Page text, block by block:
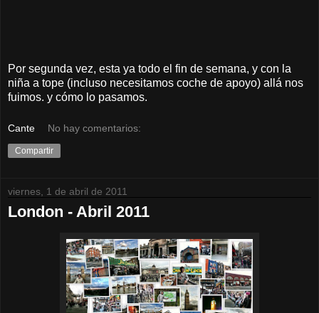
Por segunda vez, esta ya todo el fin de semana, y con la
niña a tope (incluso necesitamos coche de apoyo) allá nos
fuimos. y cómo lo pasamos.
Cante No hay comentarios:
Compartir
viernes, 1 de abril de 2011
London - Abril 2011